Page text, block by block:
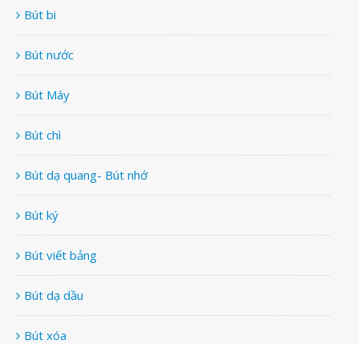
Bút bi
Bút nước
Bút Máy
Bút chì
Bút dạ quang- Bút nhớ
Bút ký
Bút viết bảng
Bút dạ dầu
Bút xóa